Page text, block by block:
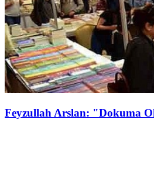
Feyzullah Arslan: "Dokuma